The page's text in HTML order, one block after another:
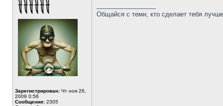
Зарегистрирован: Чт ноя 26,
2009 0:56
Сообщения: 2305
Общайся с теми, кто сделает тебя